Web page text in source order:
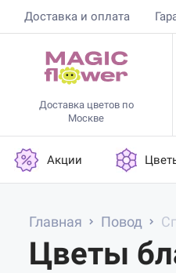
Доставка и оплата
Доставка цветов по
Москве
Акции
Главная Повод
Цветы